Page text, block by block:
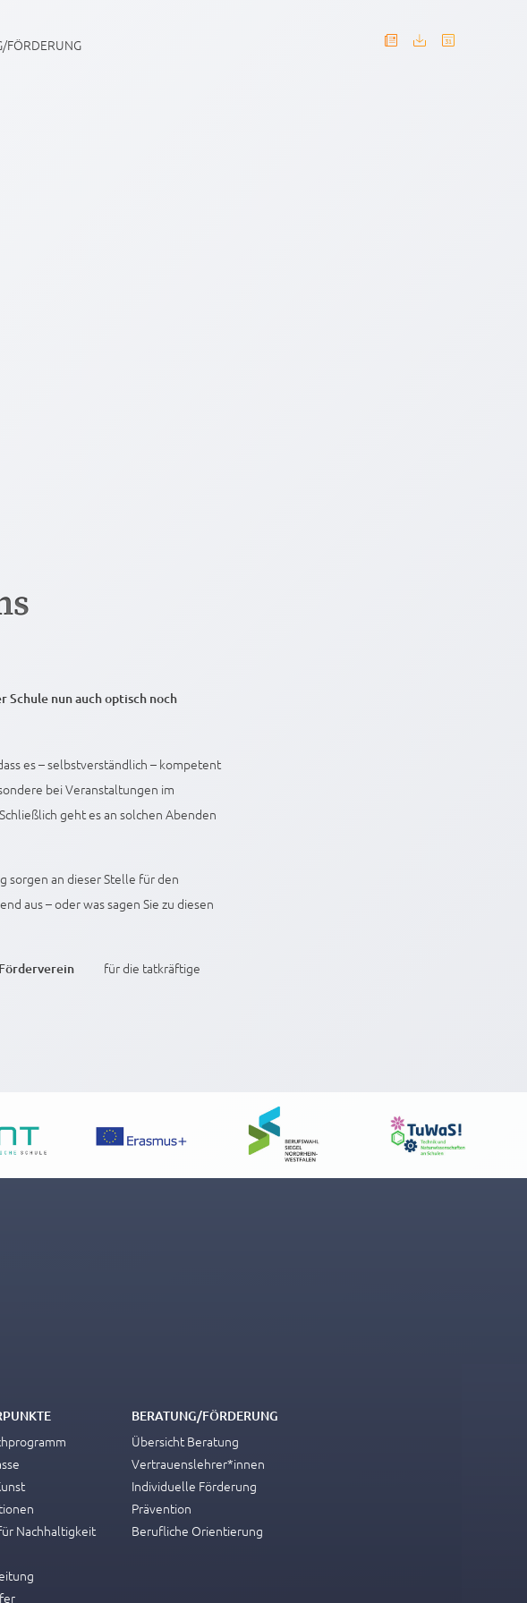
FÖRDERUNG
Schule nun auch optisch noch
es – selbstverständlich – kompetent
bei Veranstaltungen im
geht es an solchen Abenden
sorgen an dieser Stelle für den
aus – oder was sagen Sie zu diesen
Förderverein
für die tatkräftige
Nachhaltigkeit
BERATUNG/FÖRDERUNG
Übersicht Beratung
Vertrauenslehrer*innen
Individuelle Förderung
Prävention
Berufliche Orientierung